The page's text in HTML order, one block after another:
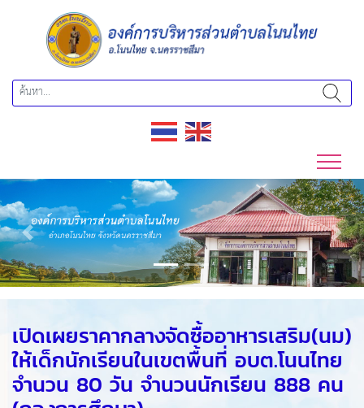
Previous Next
เปิดเผยราคากลางจัดซื้ออาหารเสริม(นม)
ให้เด็กนักเรียนในเขตพื้นที่ อบต.โนนไทย
จำนวน 80 วัน จำนวนนักเรียน 888 คน